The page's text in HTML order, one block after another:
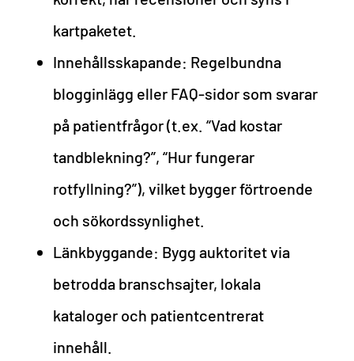
kartpaketet.
Innehållsskapande: Regelbundna
blogginlägg eller FAQ-sidor som svarar
på patientfrågor (t.ex. “Vad kostar
tandblekning?”, “Hur fungerar
rotfyllning?”), vilket bygger förtroende
och sökordssynlighet.
Länkbyggande: Bygg auktoritet via
betrodda branschsajter, lokala
kataloger och patientcentrerat
innehåll.